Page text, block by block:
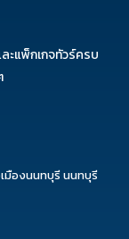
ะแพ็กเกจทัวร์ครบ
มืองนนทบุรี นนทบุรี